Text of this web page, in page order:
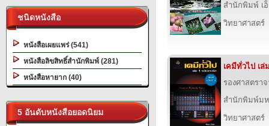
ชนิดหนังสือ
หนังสือเผยแพร่ (541)
หนังสือลิขสิทธิ์สำนักพิมพ์ (281)
หนังสือหายาก (40)
5 อันดับหนังสือยอดนิยม
สำนักพิมพ์ เอ็
วิทยาศาสตร์
เคมีทั่วไป เ
รองศาสตรา
สำนักพิมพ์มห
วิทยาศาสตร์